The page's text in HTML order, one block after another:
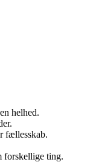
helhed.
fællesskab.
forskellige ting.